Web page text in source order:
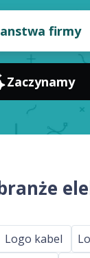
Zaczynamy
Logo kabel